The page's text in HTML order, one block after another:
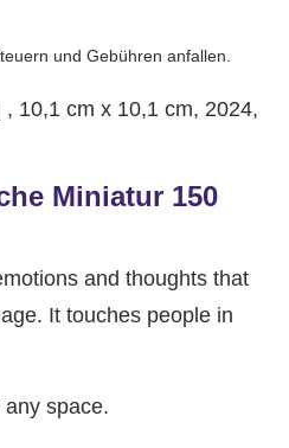
und Gebühren anfallen.
10,1 cm x 10,1 cm, 2024,
Miniatur 150
and thoughts that
It touches people in
space.